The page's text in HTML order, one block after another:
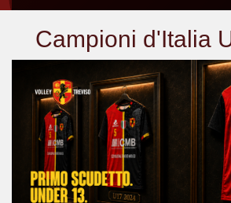
Campioni d'Italia